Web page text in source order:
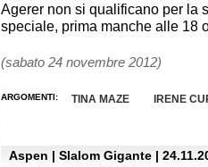
Agerer non si qualificano per la
speciale, prima manche alle 18
(sabato 24 novembre 2012)
ARGOMENTI: TINA MAZE IRENE
Aspen | Slalom Gigante |